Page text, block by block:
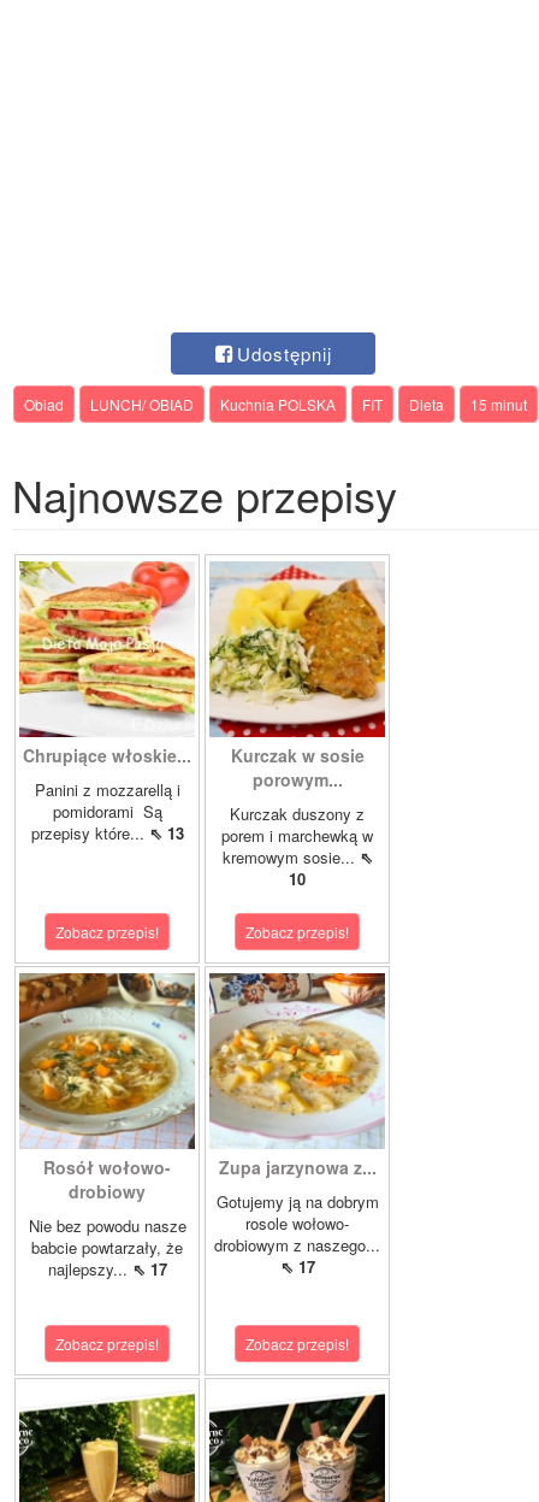
Udostępnij
Obiad LUNCH/ OBIAD Kuchnia POLSKA FIT Dieta 15 minut
Najnowsze przepisy
Chrupiące włoskie...
Panini z mozzarellą i
pomidorami Są
przepisy które... ⇖ 13
Zobacz przepis!
Kurczak w sosie
porowym...
Kurczak duszony z
porem i marchewką w
kremowym sosie... ⇖
10
Zobacz przepis!
Rosół wołowo-
drobiowy
Nie bez powodu nasze
babcie powtarzały, że
najlepszy... ⇖ 17
Zobacz przepis!
Zupa jarzynowa z...
Gotujemy ją na dobrym
rosole wołowo-
drobiowym z naszego...
⇖ 17
Zobacz przepis!